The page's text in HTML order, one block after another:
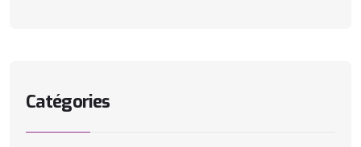
Catégories